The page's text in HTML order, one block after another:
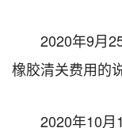
2020年9月
橡胶清关费用的
2020年10月